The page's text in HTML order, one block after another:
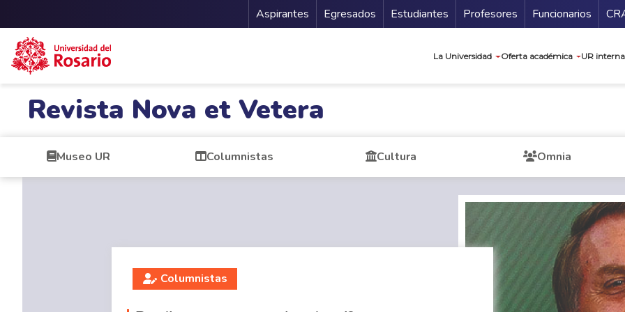
Menu Secundario
Aspirantes Egresados Estudiantes Profesores Funcionarios
La Universidad Oferta académica UR
Revista Nova et Vetera
Museo UR Columnistas Cultura Omnia
Columnistas